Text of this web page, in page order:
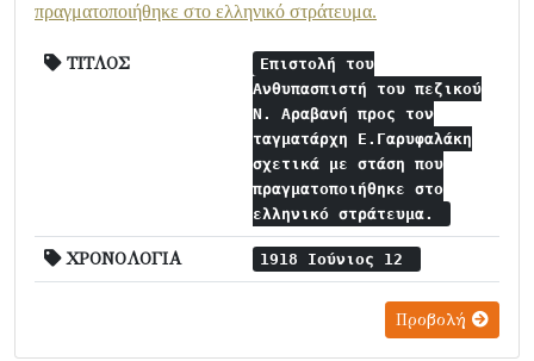
πραγματοποιήθηκε στο ελληνικό στράτευμα.
ΤΙΤΛΟΣ
Επιστολή του
Ανθυπασπιστή του πεζικού
Ν. Αραβανή προς τον
ταγματάρχη Ε.Γαρυφαλάκη
σχετικά με στάση που
πραγματοποιήθηκε στο
ελληνικό στράτευμα.
ΧΡΟΝΟΛΟΓΙΑ 1918 Ιούνιος 12
Προβολή